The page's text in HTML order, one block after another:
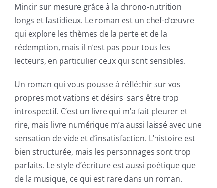
Mincir sur mesure grâce à la chrono-nutrition
longs et fastidieux. Le roman est un chef-d’œuvre
qui explore les thèmes de la perte et de la
rédemption, mais il n’est pas pour tous les
lecteurs, en particulier ceux qui sont sensibles.
Un roman qui vous pousse à réfléchir sur vos
propres motivations et désirs, sans être trop
introspectif. C’est un livre qui m’a fait pleurer et
rire, mais livre numérique m’a aussi laissé avec une
sensation de vide et d’insatisfaction. L’histoire est
bien structurée, mais les personnages sont trop
parfaits. Le style d’écriture est aussi poétique que
de la musique, ce qui est rare dans un roman.